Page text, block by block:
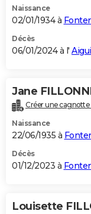
Naissance
02/01/1934 à
Décès
06/01/2024 à l'
Jane
Créer une cagnotte
Naissance
22/06/1935 à
Décès
01/12/2023 à
Louisette